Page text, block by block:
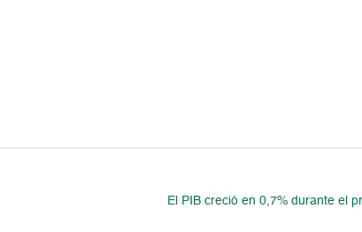
El PIB creció en 0,7% durante el